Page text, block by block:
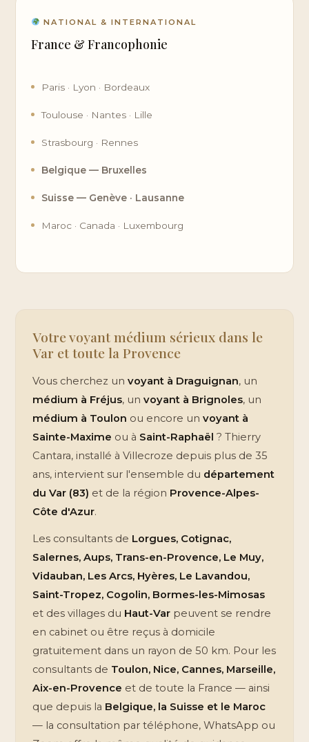
NATIONAL & INTERNATIONAL
France & Francophonie
Paris · Lyon · Bordeaux
Toulouse · Nantes · Lille
Strasbourg · Rennes
Belgique — Bruxelles
Suisse — Genève · Lausanne
Maroc · Canada · Luxembourg
Votre voyant médium sérieux dans le
Var et toute la Provence
Vous cherchez un voyant à Draguignan, un
médium à Fréjus, un voyant à Brignoles, un
médium à Toulon ou encore un voyant à
Sainte-Maxime ou à Saint-Raphaël ? Thierry
Cantara, installé à Villecroze depuis plus de 35
ans, intervient sur l'ensemble du département
du Var (83) et de la région Provence-Alpes-
Côte d'Azur.
Les consultants de Lorgues, Cotignac,
Salernes, Aups, Trans-en-Provence, Le Muy,
Vidauban, Les Arcs, Hyères, Le Lavandou,
Saint-Tropez, Cogolin, Bormes-les-Mimosas
et des villages du Haut-Var peuvent se rendre
en cabinet ou être reçus à domicile
gratuitement dans un rayon de 50 km. Pour les
consultants de Toulon, Nice, Cannes, Marseille,
Aix-en-Provence et de toute la France — ainsi
que depuis la Belgique, la Suisse et le Maroc
— la consultation par téléphone, WhatsApp ou